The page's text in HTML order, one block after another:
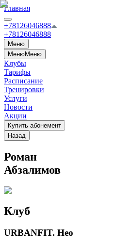
Главная
+78126046888
+78126046888
Меню
МенюМеню
Клубы
Тарифы
Расписание
Тренировки
Услуги
Новости
Акции
Купить абонемент
Назад
Роман
Абзалимов
Клуб
URBANFIT. Нео